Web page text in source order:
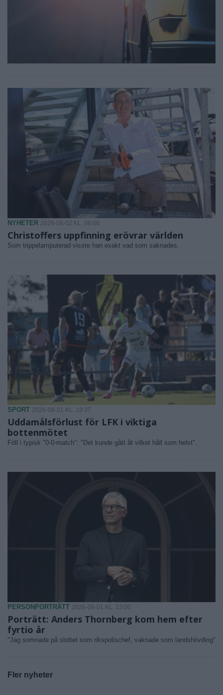
NYHETER 2026-08-02 KL. 06:00
Christoffers uppfinning erövrar världen
Som trippelamputerad visste han exakt vad som saknades.
SPORT 2026-08-01 KL. 19:37
Uddamålsförlust för LFK i viktiga
bottenmötet
Föll i typisk "0-0-match": "Det kunde gått åt vilket håll som helst".
PERSONPORTRÄTT 2026-08-01 KL. 13:00
Porträtt: Anders Thornberg kom hem efter
fyrtio år
"Jag somnade på slottet som rikspolischef, vaknade som landshövding"
Fler nyheter